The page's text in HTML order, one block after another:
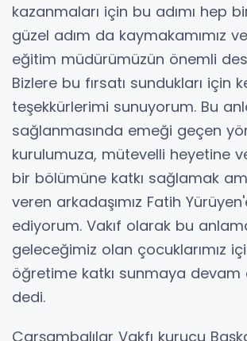
kazanmaları için bu adımı hep
güzel adım da kaymakamımız
eğitim müdürümüzün önemli
Bizlere bu fırsatı sundukları için
teşekkürlerimi sunuyorum. Bu
sağlanmasında emeği geçen
kurulumuza, mütevelli heyetine
bir bölümüne katkı sağlamak
veren arkadaşımız Fatih
ediyorum. Vakıf olarak bu
geleceğimiz olan çocuklarımız
öğretime katkı sunmaya devam
dedi.
Çarşambalılar Vakfı kurucu